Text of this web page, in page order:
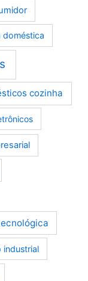
doméstica
cozinha
industrial